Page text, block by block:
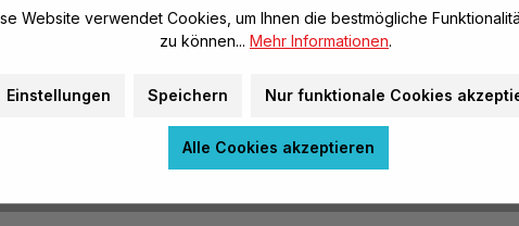
verdeckt.
Website verwendet Cookies, um Ihnen die bestmögliche
zu können... Mehr Informationen.
Einstellungen Speichern Nur funktionale Cookies
Alle Cookies akzeptieren